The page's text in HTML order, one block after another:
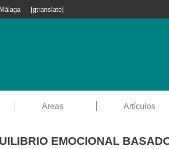
[gtranslate]
Areas Artículos
EMOCIONAL